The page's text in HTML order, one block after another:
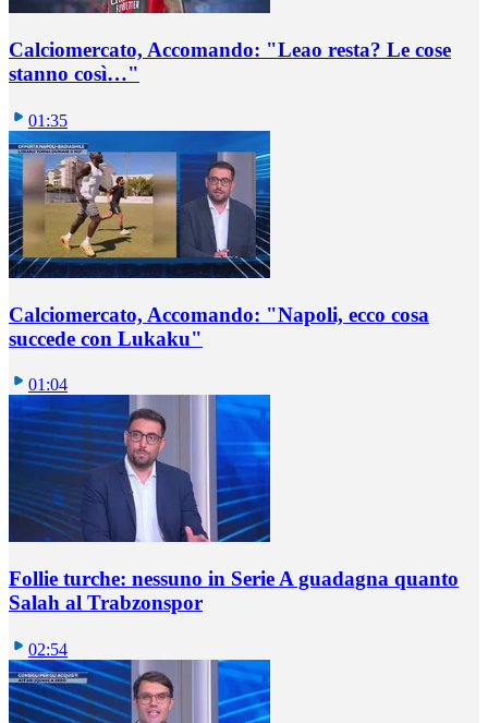
Calciomercato, Accomando: "Leao resta? Le cose
stanno così…"
01:35
Calciomercato, Accomando: "Napoli, ecco cosa
succede con Lukaku"
01:04
Follie turche: nessuno in Serie A guadagna quanto
Salah al Trabzonspor
02:54